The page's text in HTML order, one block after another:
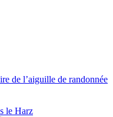
de l’aiguille de randonnée
le Harz